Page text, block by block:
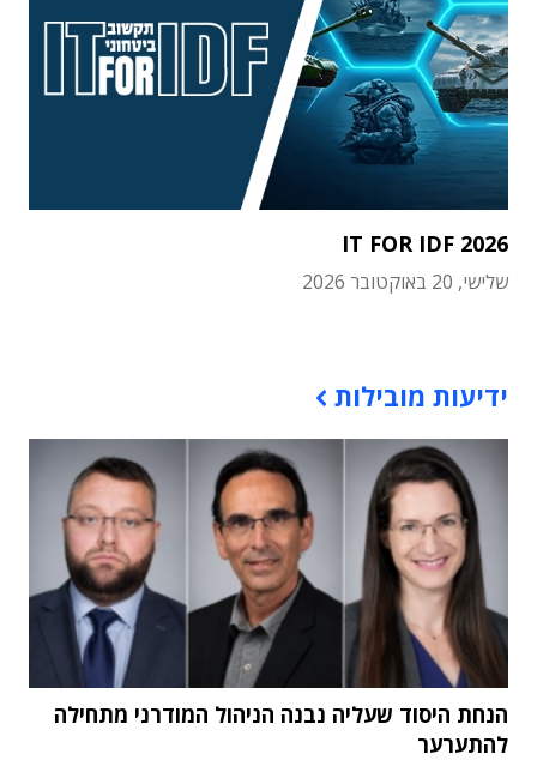
IT FOR IDF 2026
שלישי, 20 באוקטובר 2026
ידיעות מובילות
הנחת היסוד שעליה נבנה הניהול המודרני מתחילה
להתערער